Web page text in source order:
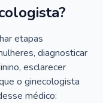
etapas
diagnosticar
esclarecer
o ginecologista
médico: